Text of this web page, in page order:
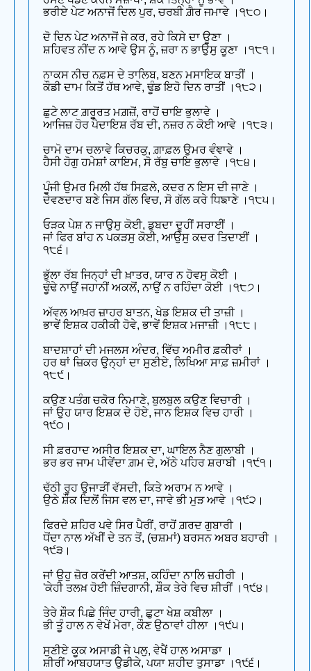
ਭਰੀਏ ਪੇਟ ਅਨਾਜੋਂ ਦਿਲ ਪੁਰ, ਚਰਬੀ ਗ਼ੈਰ ਜਮਾਵੇ ।੧੮੦।
ਦੋ ਦਿਨ ਪੇਟ ਅਨਾਜੋਂ ਜੇ ਕਰ, ਰਹੇ ਕਿਸੇ ਦਾ ਊਣਾ ।
ਸ਼ਹਿਵਤ ਨੀਂਦ ਨ ਆਵੇ ਉਸ ਨੂੰ, ਜ਼ਰਾ ਨ ਭਾਉਸੁ ਕੂਣਾ ।੧੮੧।
ਨਾਕਸ ਨੀਚ ਨਫ਼ਸ ਦੇ ਤਾਲਿਬ, ਬਣਨ ਮਸਾਇਕ ਬਾਤੀਂ ।
ਕੌਡੀ ਦਾਮ ਕਿਤੋਂ ਹੱਥ ਆਵੇ, ਢੂੰਡ ਇਹੋ ਦਿਨ ਰਾਤੀਂ ।੧੮੨।
ਛੁਟੇ ਲਾਟ ਗ਼ਰੂਰਤ ਮਗ਼ਜ਼ੋਂ, ਰਾਹੋਂ ਚਾਇ ਭੁਲਾਵੇ ।
ਆਜਿਜ਼ ਹੋਰ ਪੈਦਾਇਸ਼ ਰੱਬ ਦੀ, ਨਜ਼ਰ ਨ ਕੋਈ ਆਵੇ ।੧੮੩।
ਚਾਮੋ ਦਾਮ ਚਲਾਵੇ ਕਿਚਰਕੁ, ਗ਼ਾਫ਼ਲ ਉਮਰ ਵੰਞਾਵੇ ।
ਹੈਸੀ ਹੋਗੁ ਹਮੇਸ਼ਾਂ ਕਾਇਮ, ਸੋ ਰੱਬੁ ਚਾਇ ਭੁਲਾਵੇ ।੧੮੪।
ਪੂੰਜੀ ਉਮਰ ਮਿਲੀ ਹੱਥ ਸਿਫ਼ਲੇ, ਕਦਰ ਨ ਇਸ ਦੀ ਜਾਣੇ ।
ਦੇਵਣਦਾਰ ਬਣੇ ਜਿਸ ਗੱਲ ਵਿਚ, ਸੋ ਗੱਲ ਕਰੇ ਧਿਙਾਣੇ ।੧੮੫।
ਓੜਕ ਪੇਸ਼ ਨ ਜਾਉਸੁ ਕੋਈ, ਡੁਬਦਾ ਦੂਹੀਂ ਸਰਾਈਂ ।
ਜਾਂ ਫਿਰ ਬਾਂਹ ਨ ਪਕੜਸੁ ਕੋਈ, ਆਉਸੁ ਕਦਰ ਤਿਦਾਈਂ ।
੧੮੬।
ਭੁੱਲਾ ਰੱਬ ਜਿਨ੍ਹਾਂ ਦੀ ਖ਼ਾਤਰ, ਯਾਰ ਨ ਹੋਵਸੁ ਕੋਈ ।
ਢੂੰਢੇ ਨਾਉਂ ਜਹਾਨੀਂ ਅਕਲੋਂ, ਨਾਉਂ ਨ ਰਹਿੰਦਾ ਕੋਈ ।੧੮੭।
ਅੱਵਲ ਆਖ਼ਰ ਜ਼ਾਹਰ ਬਾਤਨ, ਖੇਡ ਇਸ਼ਕ ਦੀ ਤਾਜ਼ੀ ।
ਭਾਵੇਂ ਇਸ਼ਕ ਹਕੀਕੀ ਹੋਵੇ, ਭਾਵੇਂ ਇਸ਼ਕ ਮਜਾਜ਼ੀ ।੧੮੮।
ਬਾਦਸ਼ਾਹਾਂ ਦੀ ਮਜਲਸ ਅੰਦਰ, ਵਿੱਚ ਅਮੀਰ ਫ਼ਕੀਰਾਂ ।
ਹਰ ਥਾਂ ਜ਼ਿਕਰ ਉਨ੍ਹਾਂ ਦਾ ਸੁਣੀਏ, ਲਿਖਿਆ ਸਾਫ਼ ਜ਼ਮੀਰਾਂ ।
੧੮੯।
ਕਉਣ ਪਤੰਗ ਚਕੋਰ ਨਿਮਾਣੇ, ਬੁਲਬੁਲ ਕਉਣ ਵਿਚਾਰੀ ।
ਜਾਂ ਉਹ ਯਾਰ ਇਸ਼ਕ ਦੇ ਹੋਏ, ਜਾਨ ਇਸ਼ਕ ਵਿਚ ਹਾਰੀ ।
੧੯੦।
ਸੀ ਫ਼ਰਹਾਦ ਅਸੀਰ ਇਸ਼ਕ ਦਾ, ਘਾਇਲ ਨੈਣ ਗੁਲਾਬੀ ।
ਭਰ ਭਰ ਜਾਮ ਪੀਵੇਂਦਾ ਗ਼ਮ ਦੇ, ਅੱਠੇ ਪਹਿਰ ਸ਼ਰਾਬੀ ।੧੯੧।
ਢੱਠੀ ਰੂਹ ਉਜਾੜੀਂ ਵੱਸਦੀ, ਕਿਤੇ ਅਰਾਮ ਨ ਆਵੇ ।
ਉਠੇ ਸ਼ੌਕ ਦਿਲੋਂ ਜਿਸ ਵਲ ਦਾ, ਜਾਵੇ ਭੀ ਮੁੜ ਆਵੇ ।੧੯੨।
ਫਿਰਦੇ ਸ਼ਹਿਰ ਪਵੇ ਸਿਰ ਪੈਰੀਂ, ਰਾਹੋਂ ਗ਼ਰਦ ਗੁਬਾਰੀ ।
ਧੋਂਦਾ ਨਾਲ ਅੱਖੀਂ ਦੇ ਤਨ ਤੋਂ, (ਚਸ਼ਮਾਂ) ਬਰਸਨ ਅਬਰ ਬਹਾਰੀ ।
੧੯੩।
ਜਾਂ ਉਹੁ ਜ਼ੋਰ ਕਰੇਂਦੀ ਆਤਸ਼, ਕਹਿੰਦਾ ਨਾਲਿ ਜ਼ਹੀਰੀ ।
'ਕੇਹੀ ਤਲਖ਼ ਹੋਈ ਜ਼ਿੰਦਗਾਨੀ, ਸ਼ੌਕ ਤੇਰੇ ਵਿਚ ਸ਼ੀਰੀਂ ।੧੯੪।
ਤੇਰੇ ਸ਼ੌਕ ਪਿਛੇ ਜਿੰਦ ਹਾਰੀ, ਛੁਟਾ ਖੇਸ਼ ਕਬੀਲਾ ।
ਭੀ ਤੂੰ ਹਾਲ ਨ ਵੇਖੇਂ ਮੇਰਾ, ਕੌਣ ਉਠਾਵਾਂ ਹੀਲਾ ।੧੯੫।
ਸੁਣੀਏ ਕੂਕ ਅਸਾਡੀ ਜੇ ਪਲੁ, ਵੇਖੈਂ ਹਾਲ ਅਸਾਡਾ ।
ਸ਼ੀਰੀਂ ਆਬਹਯਾਤ ਉੇਡੀਕੇ, ਪਯਾ ਸ਼ਹੀਦ ਤੁਸਾਡਾ ।੧੯੬।